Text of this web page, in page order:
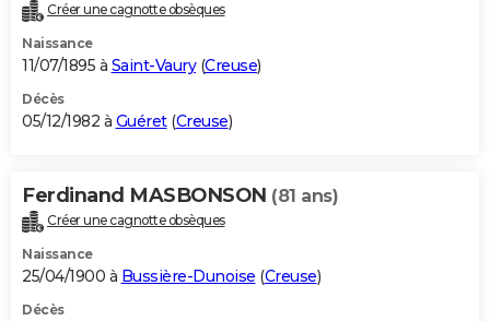
Créer une cagnotte obsèques
Naissance
11/07/1895 à Saint-Vaury(Creuse)
Décès
05/12/1982 à Guéret(Creuse)
Ferdinand MASBONSON (81 ans)
Créer une cagnotte obsèques
Naissance
25/04/1900 à Bussière-Dunoise (Creuse)
Décès